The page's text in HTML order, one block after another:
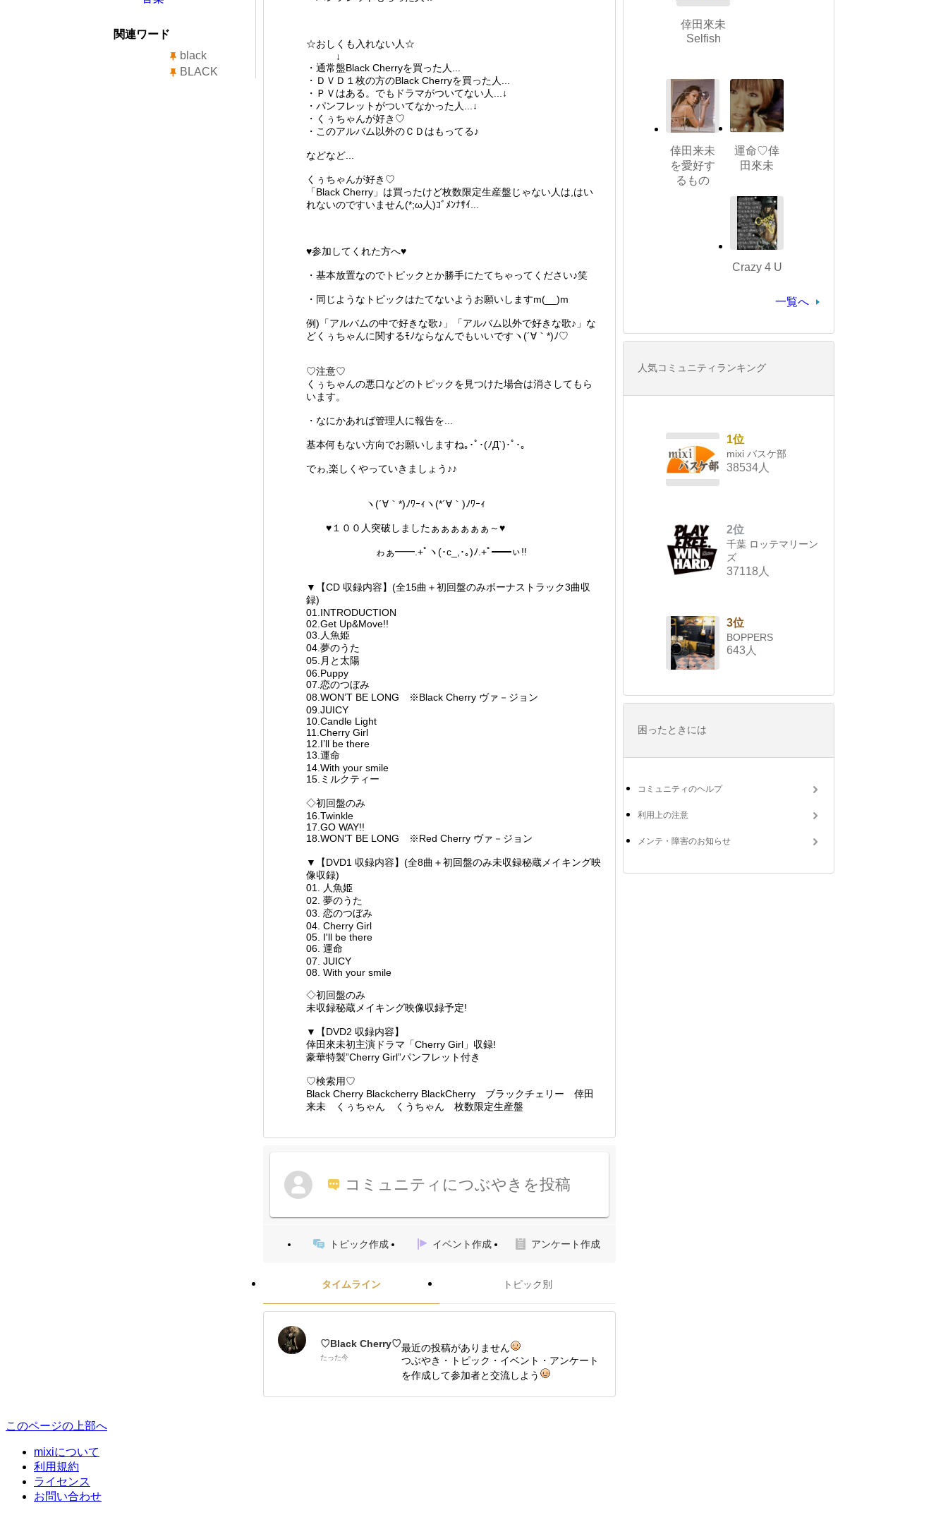
☆おしくも入れない人☆
↓
・通常盤Black Cherryを買った人...
・ＤＶＤ１枚の方のBlack Cherryを買った人...
・ＰＶはある。でもドラマがついてない人...↓
・パンフレットがついてなかった人...↓
・くぅちゃんが好き♡
・このアルバム以外のＣＤはもってる♪
などなど...
くぅちゃんが好き♡
「Black Cherry」は買ったけど枚数限定生産盤じゃない人は,はい
れないのですいません(*;ω人)ｺﾞﾒﾝﾅｻｲ...
♥参加してくれた方へ♥
・基本放置なのでトピックとか勝手にたてちゃってください♪笑
・同じようなトピックはたてないようお願いしますm(__)m
例)「アルバムの中で好きな歌♪」「アルバム以外で好きな歌♪」な
どくぅちゃんに関するﾓﾉならなんでもいいですヽ(´∀｀*)ﾉ♡
♡注意♡
くぅちゃんの悪口などのトピックを見つけた場合は消さしてもら
います。
・なにかあれば管理人に報告を...
基本何もない方向でお願いしますね｡･ﾟ･(ﾉД`)･ﾟ･｡
でゎ,楽しくやっていきましょう♪♪
ヽ(´∀｀*)ﾉﾜｰｨヽ(*´∀｀)ﾉﾜｰｨ
♥１００人突破しましたぁぁぁぁぁぁ～♥
ゎぁ━━.+ﾟヽ(･c_,･｡)ﾉ.+ﾟ━━ぃ!!
▼【CD 収録内容】(全15曲＋初回盤のみボーナストラック3曲収
録)
01.INTRODUCTION
02.Get Up&Move!!
03.人魚姫
04.夢のうた
05.月と太陽
06.Puppy
07.恋のつぼみ
08.WON’T BE LONG ※Black Cherry ヴァ－ジョン
09.JUICY
10.Candle Light
11.Cherry Girl
12.I’ll be there
13.運命
14.With your smile
15.ミルクティー
◇初回盤のみ
16.Twinkle
17.GO WAY!!
18.WON’T BE LONG ※Red Cherry ヴァ－ジョン
▼【DVD1 収録内容】(全8曲＋初回盤のみ未収録秘蔵メイキング映
像収録)
01. 人魚姫
02. 夢のうた
03. 恋のつぼみ
04. Cherry Girl
05. I'll be there
06. 運命
07. JUICY
08. With your smile
◇初回盤のみ
未収録秘蔵メイキング映像収録予定!
▼【DVD2 収録内容】
倖田來未初主演ドラマ「Cherry Girl」収録!
豪華特製”Cherry Girl”パンフレット付き
♡検索用♡
Black Cherry Blackcherry BlackCherry ブラックチェリー 倖田
来未 くぅちゃん くうちゃん 枚数限定生産盤
コミュニティにつぶやきを投稿
トピック作成 イベント作成 アンケート作成
タイムライン トピック別
♡Black Cherry♡
たった今
最近の投稿がありません
つぶやき・トピック・イベント・アンケート
を作成して参加者と交流しよう
関連ワード
black
BLACK
倖田來未
Selfish
倖田来未
を愛好す
るもの
運命♡倖
田來未
Crazy 4 U
一覧へ
人気コミュニティランキング
1位
mixi バスケ部
38534人
2位
千葉 ロッテマリーン
ズ
37118人
3位
BOPPERS
643人
困ったときには
コミュニティのヘルプ
利用上の注意
メンテ・障害のお知らせ
このページの上部へ
mixiについて
利用規約
ライセンス
お問い合わせ